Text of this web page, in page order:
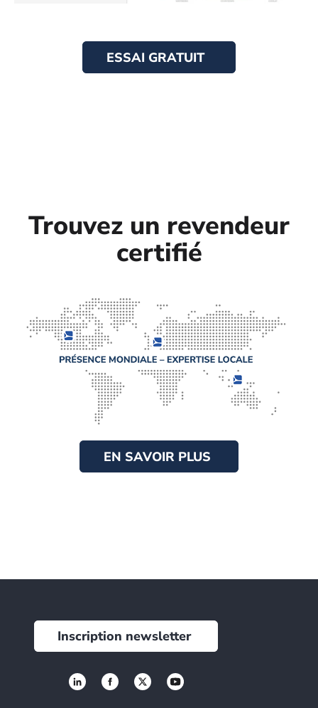
ESSAI GRATUIT
Trouvez un revendeur
certifié
EN SAVOIR PLUS
Inscription newsletter